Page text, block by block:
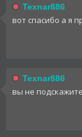
Texnar886
вот спасибо а я
Texnar886
вы не